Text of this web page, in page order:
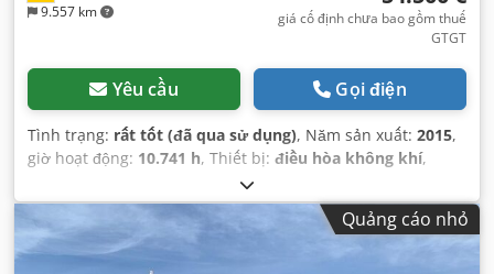
9.557 km
giá cố định chưa bao gồm thuế
GTGT
Yêu cầu Gọi điện
Tình trạng: rất tốt (đã qua sử dụng), Năm sản xuất: 2015,
giờ hoạt động: 10.741 h, Thiết bị: điều hòa không khí,
Quảng cáo nhỏ